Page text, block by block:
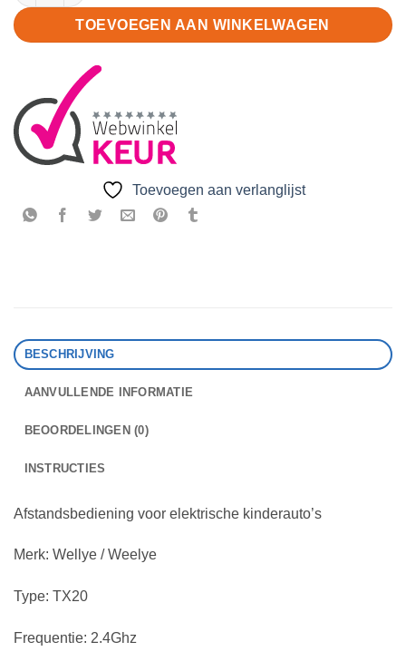
TOEVOEGEN AAN WINKELWAGEN
Toevoegen aan verlanglijst
BESCHRIJVING
AANVULLENDE INFORMATIE
BEOORDELINGEN (0)
INSTRUCTIES
Afstandsbediening voor elektrische kinderauto’s
Merk: Wellye / Weelye
Type: TX20
Frequentie: 2.4Ghz